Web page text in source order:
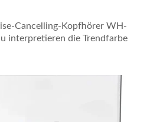
Cancelling-Kopfhörer WH-
interpretieren die Trendfarbe